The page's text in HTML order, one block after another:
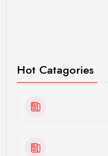
Hot Catagories